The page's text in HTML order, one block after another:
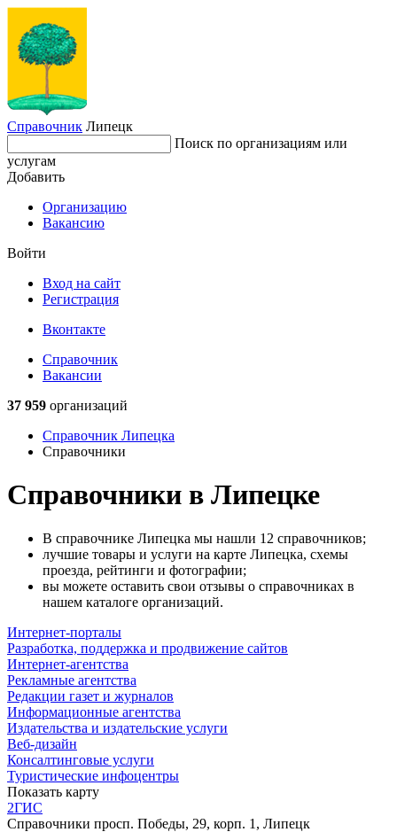
Справочник Липецк
Поиск по организациям или
услугам
Добавить
Организацию
Вакансию
Войти
Вход на сайт
Регистрация
Вконтакте
Справочник
Вакансии
37 959 организаций
Справочник Липецка
Справочники
Справочники в Липецке
В справочнике Липецка мы нашли 12 справочников;
лучшие товары и услуги на карте Липецка, схемы
проезда, рейтинги и фотографии;
вы можете оставить свои отзывы о справочниках в
нашем каталоге организаций.
Интернет-порталы
Разработка, поддержка и продвижение сайтов
Интернет-агентства
Рекламные агентства
Редакции газет и журналов
Информационные агентства
Издательства и издательские услуги
Веб-дизайн
Консалтинговые услуги
Туристические инфоцентры
Показать карту
2ГИС
Справочники просп. Победы, 29, корп. 1, Липецк